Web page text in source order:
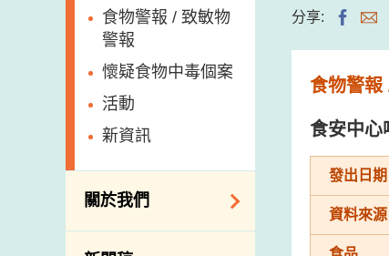
食物警報 / 致敏物
警報
懷疑食物中毒個案
活動
新資訊
關於我們
組織結構
分享:
食物警報
食安中心
發出日期
資料來源